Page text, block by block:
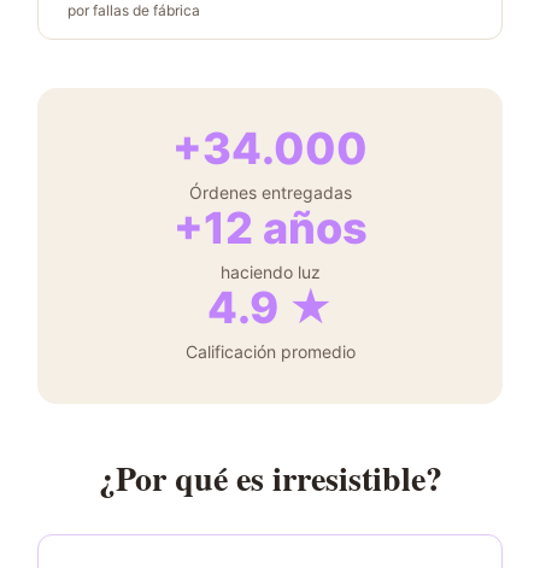
por fallas de fábrica
+34.000
Órdenes entregadas
+12 años
haciendo luz
4.9 ★
Calificación promedio
¿Por qué es irresistible?